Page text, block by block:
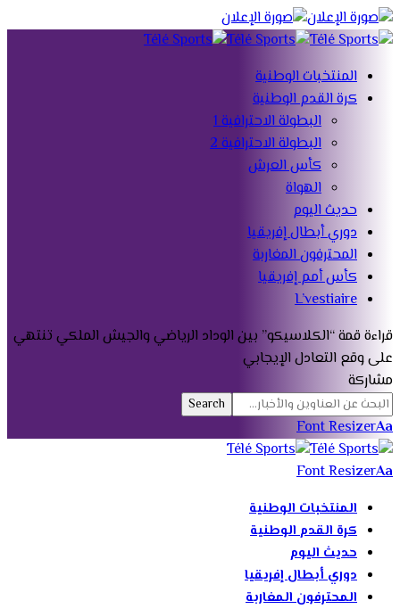
المنتخبات الوطنية
كرة القدم الوطنية
البطولة الاحترافية 1
البطولة الاحترافية 2
كأس العرش
الهواة
حديث اليوم
دوري أبطال إفريقيا
المحترفون المغاربة
كأس أمم إفريقيا
L’vestiaire
قراءةقمة “الكلاسيكو” بين الوداد الرياضي والجيش الملكي تنتهي
على وقع التعادل الإيجابي
مشاركة
Font ResizerAa
Font ResizerAa
المنتخبات الوطنية
كرة القدم الوطنية
حديث اليوم
دوري أبطال إفريقيا
المحترفون المغاربة